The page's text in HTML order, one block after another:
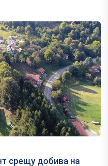
срещу добива на